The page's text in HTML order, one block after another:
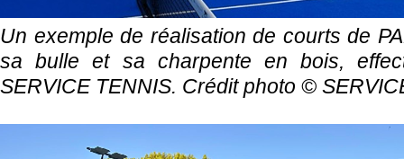
Un exemple de réalisation de courts de
sa bulle et sa charpente en bois,
SERVICE TENNIS. Crédit photo ©